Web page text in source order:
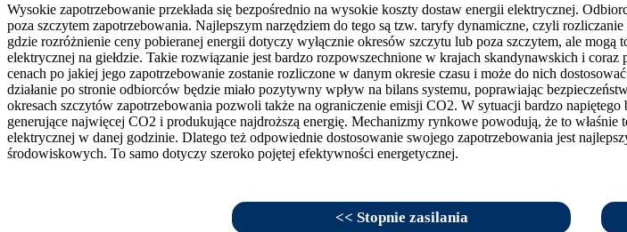
Wysokie zapotrzebowanie przekłada się bezpośrednio na wysokie koszty dostaw energii elektrycznej.
poza szczytem zapotrzebowania. Najlepszym narzędziem do tego są tzw. taryfy dynamiczne, czyli
gdzie rozróżnienie ceny pobieranej energii dotyczy wyłącznie okresów szczytu lub poza szczytem, ale
elektrycznej na giełdzie. Takie rozwiązanie jest bardzo rozpowszechnione w krajach skandynawskich i
cenach po jakiej jego zapotrzebowanie zostanie rozliczone w danym okresie czasu i może do nich
działanie po stronie odbiorców będzie miało pozytywny wpływ na bilans systemu, poprawiając
okresach szczytów zapotrzebowania pozwoli także na ograniczenie emisji CO2. W sytuacji bardzo
generujące najwięcej CO2 i produkujące najdroższą energię. Mechanizmy rynkowe powodują, że to
elektrycznej w danej godzinie. Dlatego też odpowiednie dostosowanie swojego zapotrzebowania jest
środowiskowych. To samo dotyczy szeroko pojętej efektywności energetycznej.
<< Stopnie zasilania